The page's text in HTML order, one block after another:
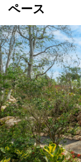
ペース